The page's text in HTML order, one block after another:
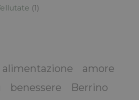
(1)
alimentazione
amore
benessere
Berrino